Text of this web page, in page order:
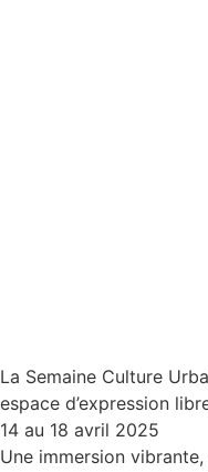
La Semaine Culture
espace d’expression
14 au 18 avril 2025
Une immersion